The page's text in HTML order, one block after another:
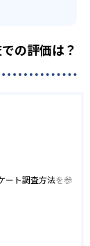
の評価は？
ート調査方法を参